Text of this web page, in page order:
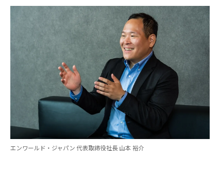
エンワールド・ジャパン 代表取締役社長 山本 裕介